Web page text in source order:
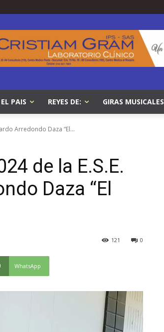
EL PAIS REYES DE: GIRAS MUSICALES
Arredondo Daza “El...
de la E.S.E.
Daza “El
0
121
WhatsApp